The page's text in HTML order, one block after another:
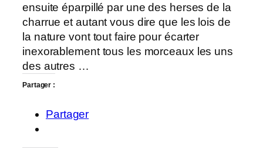
ensuite éparpillé par une des herses de la
charrue et autant vous dire que les lois de
la nature vont tout faire pour écarter
inexorablement tous les morceaux les uns
des autres …
Partager :
Partager